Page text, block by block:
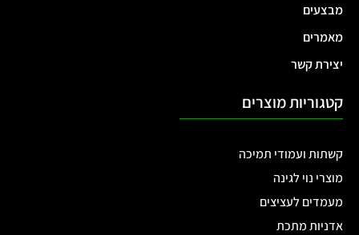
מבצעים
מאמרים
יצירת קשר
קטגוריות מוצרים
קשתות ועמודי תמיכה
מוצרי נוי לגינה
מעמדים לעציצים
אדניות מתכת